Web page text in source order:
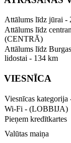
Attālums līdz jūrai -
Attālums līdz
(CENTRĀ)
Attālums līdz
lidostai - 134 km
VIESNĪCA
Viesnīcas kategorija
Wi-Fi - (LOBBIJA)
Pieņem kredītkartes
Valūtas maiņa